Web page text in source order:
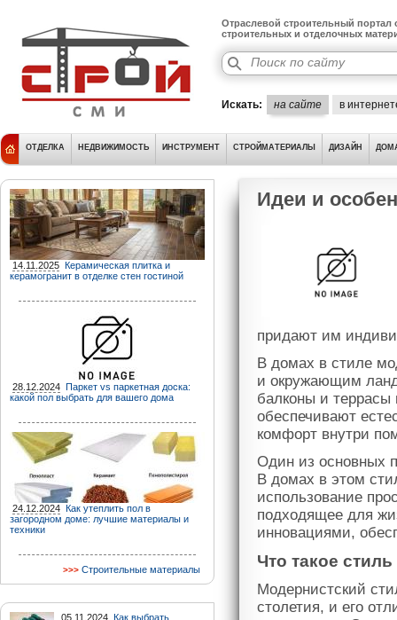
Отраслевой строительный портал
строительных и отделочных
Искать: на сайте в
ОТДЕЛКА НЕДВИЖИМОСТЬ ИНСТРУМЕНТ СТРОЙМАТЕРИАЛЫ ДИЗАЙН
14.11.2025 Керамическая плитка и
керамогранит в отделке стен гостиной
28.12.2024 Паркет vs паркетная доска:
какой пол выбрать для вашего дома
24.12.2024 Как утеплить пол в
загородном доме: лучшие материалы и
техники
Строительные материалы
05.11.2024 Как выбрать
Идеи и
придают им
В домах в стиле
и окружающим
балконы и террасы
обеспечивают
комфорт внутри
Один из основных
В домах в этом
использование
подходящее для
инновациями,
Что такое
Модернистский
столетия, и его